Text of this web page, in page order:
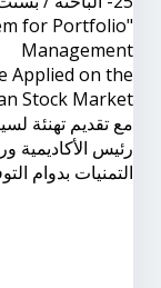
for Portfolio
Management
Applied on the
Stock Market"
مع تقديم تهنئة
رئيس الأكاديمية
التمنيات بدوام